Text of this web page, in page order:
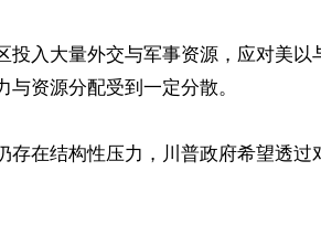
投入大量外交与军事资源，应对美
资源分配受到一定分散。
存在结构性压力，川普政府希望透过